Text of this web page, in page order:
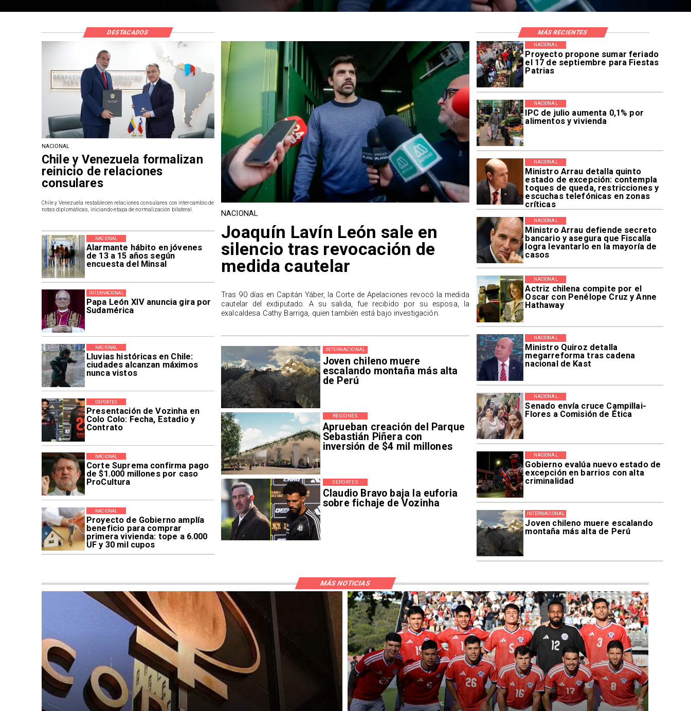
Proyecto propone sumar feriado
el 17 de septiembre para Fiestas
Patrias
NACIONAL
IPC de julio aumenta 0,1% por
alimentos y vivienda
NACIONAL
Ministro Arrau detalla quinto
estado de excepción: contempla
toques de queda, restricciones y
escuchas telefónicas en zonas
críticas
NACIONAL
Ministro Arrau defiende secreto
bancario y asegura que Fiscalía
logra levantarlo en la mayoría de
casos
NACIONAL
Actriz chilena compite por el
Oscar con Penélope Cruz y Anne
Hathaway
NACIONAL
Ministro Quiroz detalla
megarreforma tras cadena
nacional de Kast
NACIONAL
Senado envía cruce Campillai-
Flores a Comisión de Ética
NACIONAL
Gobierno evalúa nuevo estado de
excepción en barrios con alta
criminalidad
NACIONAL
Joven chileno muere escalando
montaña más alta de Perú
INTERNACIONAL
Alarmante hábito en jóvenes
de 13 a 15 años según
encuesta del Minsal
NACIONAL
Papa León XIV anuncia gira por
Sudamérica
INTERNACIONAL
Lluvias históricas en Chile:
ciudades alcanzan máximos
nunca vistos
NACIONAL
Presentación de Vozinha en
Colo Colo: Fecha, Estadio y
Contrato
DEPORTES
Corte Suprema confirma pago
de $1.000 millones por caso
ProCultura
NACIONAL
Proyecto de Gobierno amplía
beneficio para comprar
primera vivienda: tope a 6.000
UF y 30 mil cupos
NACIONAL
Joven chileno muere
escalando montaña más alta
de Perú
INTERNACIONAL
Aprueban creación del Parque
Sebastián Piñera con
inversión de $4 mil millones
REGIONES
Claudio Bravo baja la euforia
sobre fichaje de Vozinha
DEPORTES
NACIONAL
Chile y Venezuela formalizan
reinicio de relaciones
consulares
Chile y Venezuela restablecen relaciones consulares con intercambio de
notas diplomáticas, iniciando etapa de normalización bilateral.
NACIONAL
Joaquín Lavín León sale en
silencio tras revocación de
medida cautelar
Tras 90 días en Capitán Yáber, la Corte de Apelaciones revocó la medida
cautelar del exdiputado. A su salida, fue recibido por su esposa, la
exalcaldesa Cathy Barriga, quien también está bajo investigación.
DESTACADOS MÁS RECIENTES
MÁS NOTICIAS